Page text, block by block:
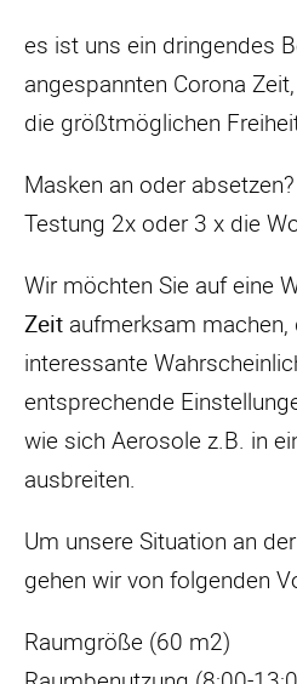
es ist uns ein dringendes
angespannten Corona
die größtmöglichen
Masken an oder absetzen?
Testung 2x oder 3 x die
Wir möchten Sie auf eine
Zeit aufmerksam machen,
interessante
entsprechende
wie sich Aerosole z.B. in
ausbreiten.
Um unsere Situation an
gehen wir von folgenden
Raumgröße (60 m2)